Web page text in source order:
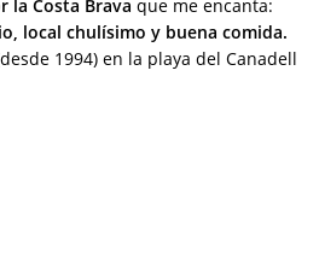
la Costa Brava que me encanta:
local chulísimo y buena comida.
1994) en la playa del Canadell